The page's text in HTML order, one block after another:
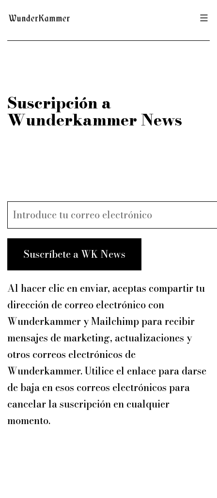
contenido
Wunderkammer
Suscripción a
Wunderkammer News
Suscríbete a WK News
Al hacer clic en enviar, aceptas compartir tu
dirección de correo electrónico con
Wunderkammer y Mailchimp para recibir
mensajes de marketing, actualizaciones y
otros correos electrónicos de
Wunderkammer. Utilice el enlace para darse
de baja en esos correos electrónicos para
cancelar la suscripción en cualquier
momento.